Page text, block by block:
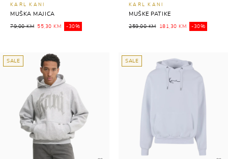
KARL KANI
MUŠKA MAJICA
79,00 KM 55,30 KM -30%
KARL KANI
MUŠKE PATIKE
259,00 KM 181,30 KM -30%
SALE SALE